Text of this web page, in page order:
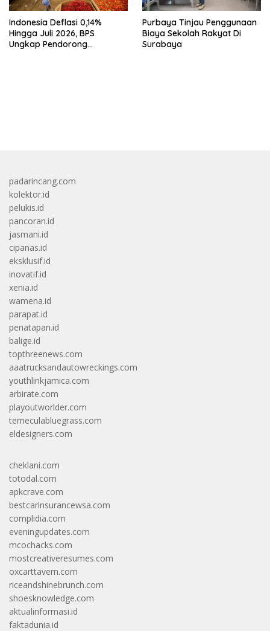
Indonesia Deflasi 0,14%
Hingga Juli 2026, BPS
Ungkap Pendorong
Purbaya Tinjau Penggunaan
Biaya Sekolah Rakyat Di
Surabaya
padarincang.com
kolektor.id
pelukis.id
pancoran.id
jasmani.id
cipanas.id
eksklusif.id
inovatif.id
xenia.id
wamena.id
parapat.id
penatapan.id
balige.id
topthreenews.com
aaatrucksandautowreckings.com
youthlinkjamica.com
arbirate.com
playoutworlder.com
temeculabluegrass.com
eldesigners.com
cheklani.com
totodal.com
apkcrave.com
bestcarinsurancewsa.com
complidia.com
eveningupdates.com
mcochacks.com
mostcreativeresumes.com
oxcarttavern.com
riceandshinebrunch.com
shoesknowledge.com
aktualinformasi.id
faktadunia.id